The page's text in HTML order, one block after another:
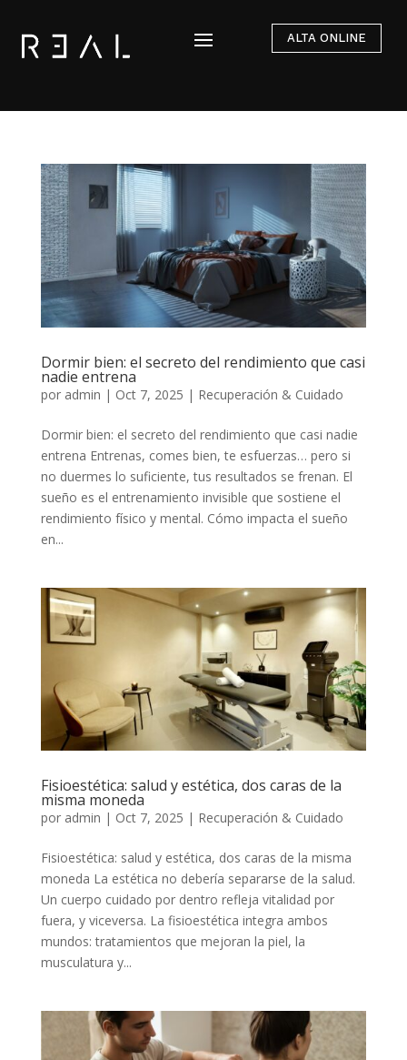
ALTA ONLINE
Dormir bien: el secreto del rendimiento que casi
nadie entrena
por admin | Oct 7, 2025 | Recuperación & Cuidado
Dormir bien: el secreto del rendimiento que casi nadie
entrena Entrenas, comes bien, te esfuerzas… pero si
no duermes lo suficiente, tus resultados se frenan. El
sueño es el entrenamiento invisible que sostiene el
rendimiento físico y mental. Cómo impacta el sueño
en...
Fisioestética: salud y estética, dos caras de la
misma moneda
por admin | Oct 7, 2025 | Recuperación & Cuidado
Fisioestética: salud y estética, dos caras de la misma
moneda La estética no debería separarse de la salud.
Un cuerpo cuidado por dentro refleja vitalidad por
fuera, y viceversa. La fisioestética integra ambos
mundos: tratamientos que mejoran la piel, la
musculatura y...